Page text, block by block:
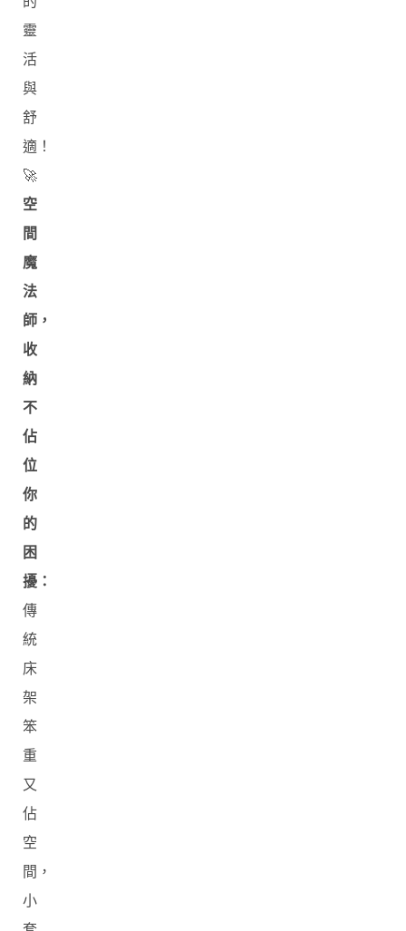
靈
活
與
舒
適！
🚀
空
間
魔
法
師，
收
納
不
佔
位
你
的
困
擾：
傳
統
床
架
笨
重
又
佔
空
間，
小